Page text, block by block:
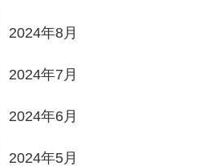
2024年8月
2024年7月
2024年6月
2024年5月